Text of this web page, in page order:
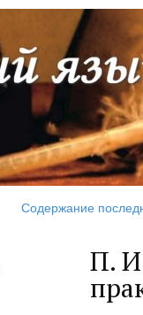
Содержание
П.